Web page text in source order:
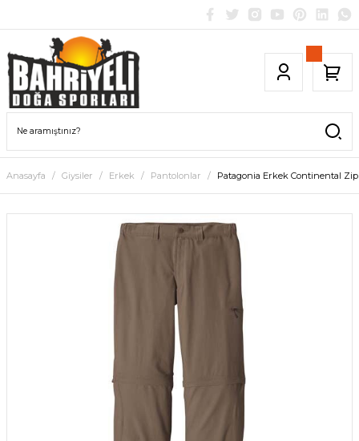
Anasayfa Giysiler Erkek Pantolonlar Patagonia Erkek Continental